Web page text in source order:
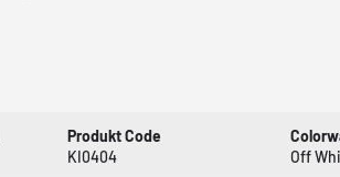
Produkt Code
KI0404
Off